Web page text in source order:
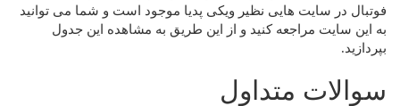
فوتبال در سایت هایی نظیر ویکی پدیا موجود است و شما می توانید
به این سایت مراجعه کنید و از این طریق به مشاهده این جدول
بپردازید.
سوالات متداول